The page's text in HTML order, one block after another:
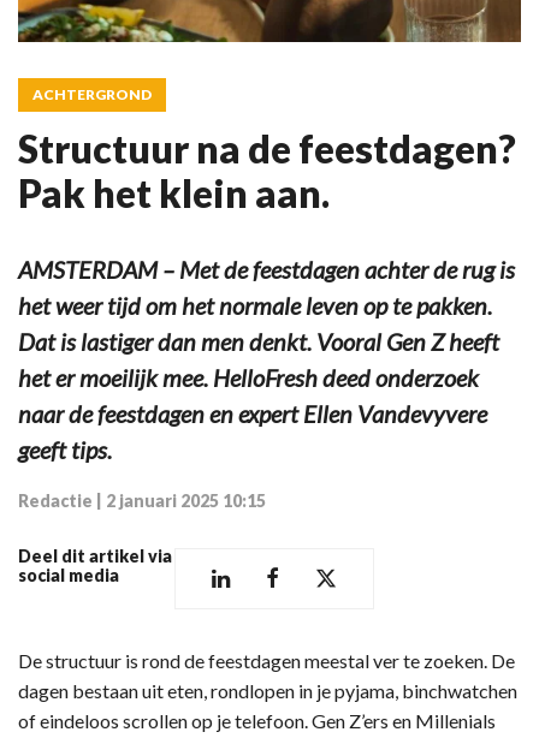
ACHTERGROND
Structuur na de feestdagen?
Pak het klein aan.
AMSTERDAM – Met de feestdagen achter de rug is
het weer tijd om het normale leven op te pakken.
Dat is lastiger dan men denkt. Vooral Gen Z heeft
het er moeilijk mee. HelloFresh deed onderzoek
naar de feestdagen en expert Ellen Vandevyvere
geeft tips.
Redactie 2 januari 2025 10:15
Deel dit artikel via
social media
De structuur is rond de feestdagen meestal ver te zoeken. De
dagen bestaan uit eten, rondlopen in je pyjama, binchwatchen
of eindeloos scrollen op je telefoon. Gen Z’ers en Millenials